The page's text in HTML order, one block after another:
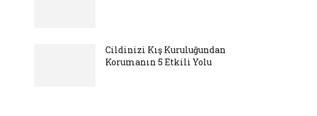
Cildinizi Kış Kuruluğundan
Korumanın 5 Etkili Yolu